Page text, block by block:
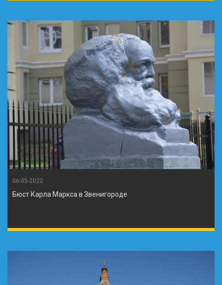
06-05-2022
Бюст Карла Маркса в Звенигороде